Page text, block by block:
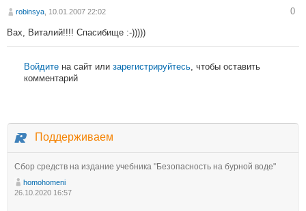
robinsya , 10.01.2007 22:02 0
Вах, Виталий!!!! Спасибище :-)))))
Войдите на сайт или зарегистрируйтесь, чтобы оставить
комментарий
Поддерживаем
Сбор средств на издание учебника "Безопасность на бурной воде"
homohomeni
26.10.2020 16:57